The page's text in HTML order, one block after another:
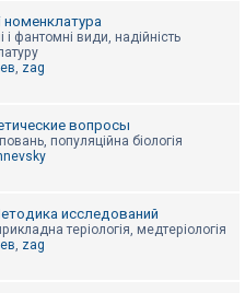
номенклатура
фантомні види, надійність
, zag
вопросы
популяційна біологія
исследований
теріологія, медтеріологія
, zag